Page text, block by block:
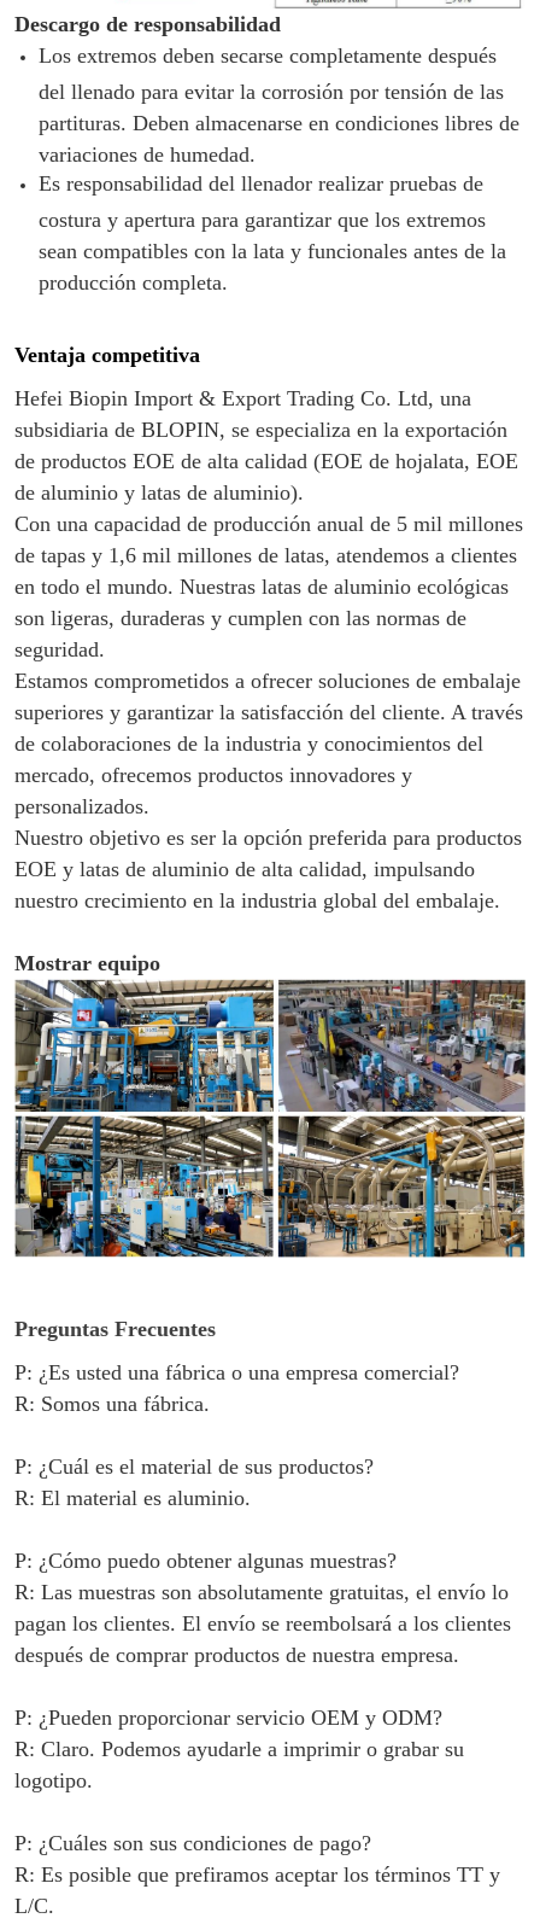
Descargo de responsabilidad
Los extremos deben secarse completamente después
del llenado para evitar la corrosión por tensión de las
partituras. Deben almacenarse en condiciones libres de
variaciones de humedad.
Es responsabilidad del llenador realizar pruebas de
costura y apertura para garantizar que los extremos
sean compatibles con la lata y funcionales antes de la
producción completa.
Ventaja competitiva
Hefei Biopin Import & Export Trading Co. Ltd, una
subsidiaria de BLOPIN, se especializa en la exportación
de productos EOE de alta calidad (EOE de hojalata, EOE
de aluminio y latas de aluminio).
Con una capacidad de producción anual de 5 mil millones
de tapas y 1,6 mil millones de latas, atendemos a clientes
en todo el mundo. Nuestras latas de aluminio ecológicas
son ligeras, duraderas y cumplen con las normas de
seguridad.
Estamos comprometidos a ofrecer soluciones de embalaje
superiores y garantizar la satisfacción del cliente. A través
de colaboraciones de la industria y conocimientos del
mercado, ofrecemos productos innovadores y
personalizados.
Nuestro objetivo es ser la opción preferida para productos
EOE y latas de aluminio de alta calidad, impulsando
nuestro crecimiento en la industria global del embalaje.
Mostrar equipo
Preguntas Frecuentes
P: ¿Es usted una fábrica o una empresa comercial?
R: Somos una fábrica.
P: ¿Cuál es el material de sus productos?
R: El material es aluminio.
P: ¿Cómo puedo obtener algunas muestras?
R: Las muestras son absolutamente gratuitas, el envío lo
pagan los clientes. El envío se reembolsará a los clientes
después de comprar productos de nuestra empresa.
P: ¿Pueden proporcionar servicio OEM y ODM?
R: Claro. Podemos ayudarle a imprimir o grabar su
logotipo.
P: ¿Cuáles son sus condiciones de pago?
R: Es posible que prefiramos aceptar los términos TT y
L/C.